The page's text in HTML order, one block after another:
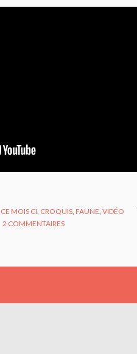
CE MOIS CI, CROQUIS,FAUNE,VIDÉO
2 COMMENTAIRES